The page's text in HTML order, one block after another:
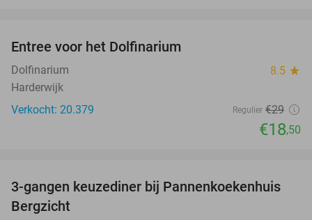
Entree voor het Dolfinarium
Dolfinarium 8.5 star
Harderwijk
Verkocht: 20.379
Regulier €29
€18,50
42%
3-gangen keuzediner bij Pannenkoekenhuis
Bergzicht